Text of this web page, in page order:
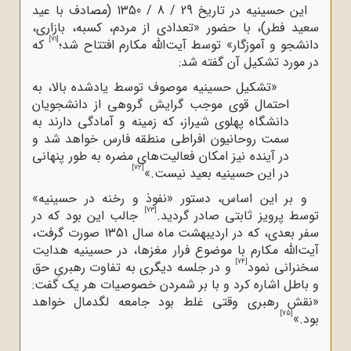
این حسینیه در تاریخ 29 / 8 / 1350 (مصادف با عید
سعید فطر)، با حضور «تعدادی از مردم، کسبه، بازاری،
دانشجو و آموزگار» توسط آیت‌الله‌ مکارم افتتاح شد؛[71] که
در مورد تشکیل آن گفته شد:
«تشکیل حسینیه موصوف توسط یادشده بالا، به
احتمال قوی موجب گرایش گروهی از دانشجویان
دانشگاه پهلوی شیراز، که زمینه و آمادگی دارند به
سمت روحانیون افراطی منطقه فارس خواهد شد و
در آینده نیز ‌امکان فعالیتهای مضره به طور پنهانی
در این حسینیه بعید نیست.»[72]
و بر این اساس، دستور «نفوذ و رخنه در حسینیه»
توسط پرویز ثابتی صادر گردید.[73]
جالب این بود که در
سفر بعدی، که در اردیبهشت ماه سال 1351 صورت گرفت،
آیت‌الله‌ مکارم با موضوع فرار مغزها، در حسینیه هدایت
سخنرانی نمود[74] و در جلسه دیگری به تفاوت رهبریِ حق
و باطل اشاره کرد و با بر شمردن خصوصیات هر یک گفت:
«نقش رهبری وقتی غلط بود جامعه لگدمال خواهد
بود.»[75]